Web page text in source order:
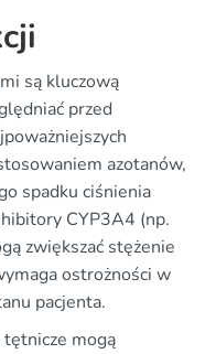
są kluczową
przed
azotanów,
spadku ciśnienia
CYP3A4 (np.
zwiększać stężenie
ostrożności w
pacjenta.
mogą